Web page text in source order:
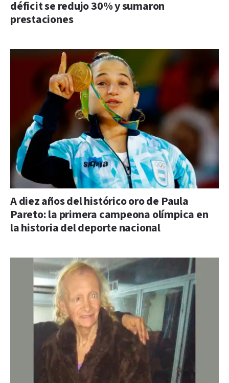
déficit se redujo 30% y sumaron
prestaciones
A diez años del histórico oro de Paula
Pareto: la primera campeona olímpica en
la historia del deporte nacional